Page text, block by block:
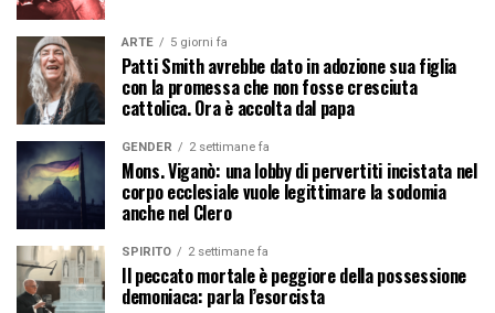
ARTE 5 giorni fa
Patti Smith avrebbe dato in adozione sua figlia
con la promessa che non fosse cresciuta
cattolica. Ora è accolta dal papa
GENDER 2 settimane fa
Mons. Viganò: una lobby di pervertiti incistata nel
corpo ecclesiale vuole legittimare la sodomia
anche nel Clero
SPIRITO 2 settimane fa
Il peccato mortale è peggiore della possessione
demoniaca: parla l’esorcista